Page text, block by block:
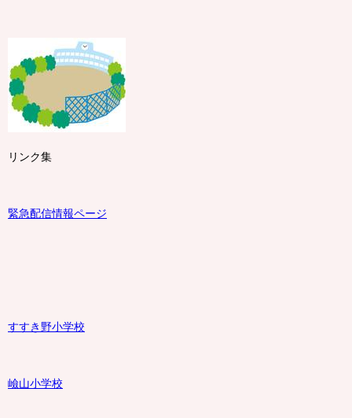
リンク集
緊急配信情報ページ
すすき野小学校
嶮山小学校